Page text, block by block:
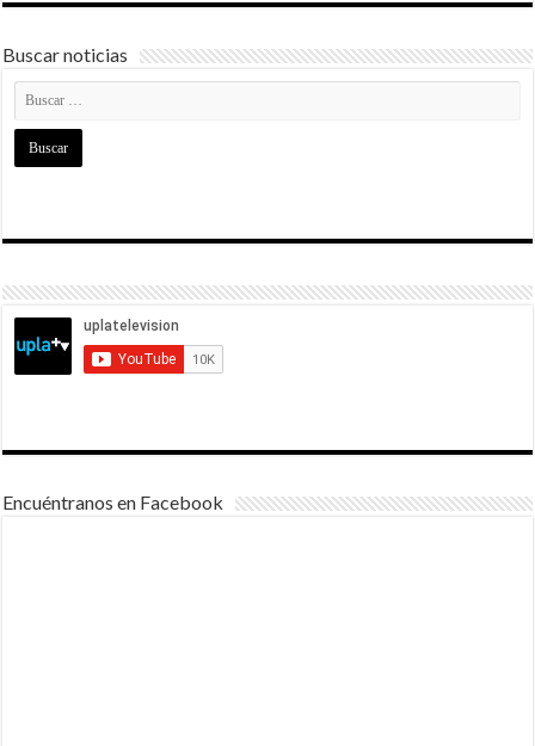
Buscar noticias
Encuéntranos en Facebook